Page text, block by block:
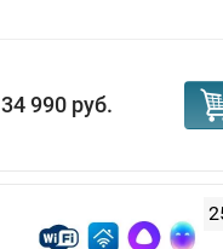
34 990 руб.